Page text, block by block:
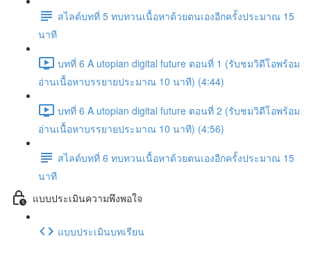
สไลด์บทที่ 5 ทบทวนเนื้อหาด้วยตนเองอีกครั้งประมาณ 15
นาที
บทที่ 6 A utopian digital future ตอนที่ 1 (รับชมวิดีโอพร้อม
อ่านเนื้อหาบรรยายประมาณ 10 นาที) (4:44)
บทที่ 6 A utopian digital future ตอนที่ 2 (รับชมวิดีโอพร้อม
อ่านเนื้อหาบรรยายประมาณ 10 นาที) (4:56)
สไลด์บทที่ 6 ทบทวนเนื้อหาด้วยตนเองอีกครั้งประมาณ 15
นาที
แบบประเมินความพึงพอใจ
แบบประเมินบทเรียน